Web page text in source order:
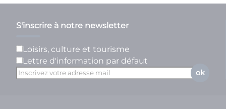
S'inscrire à notre newsletter
Loisirs, culture et tourisme
Lettre d'information par défaut
ok